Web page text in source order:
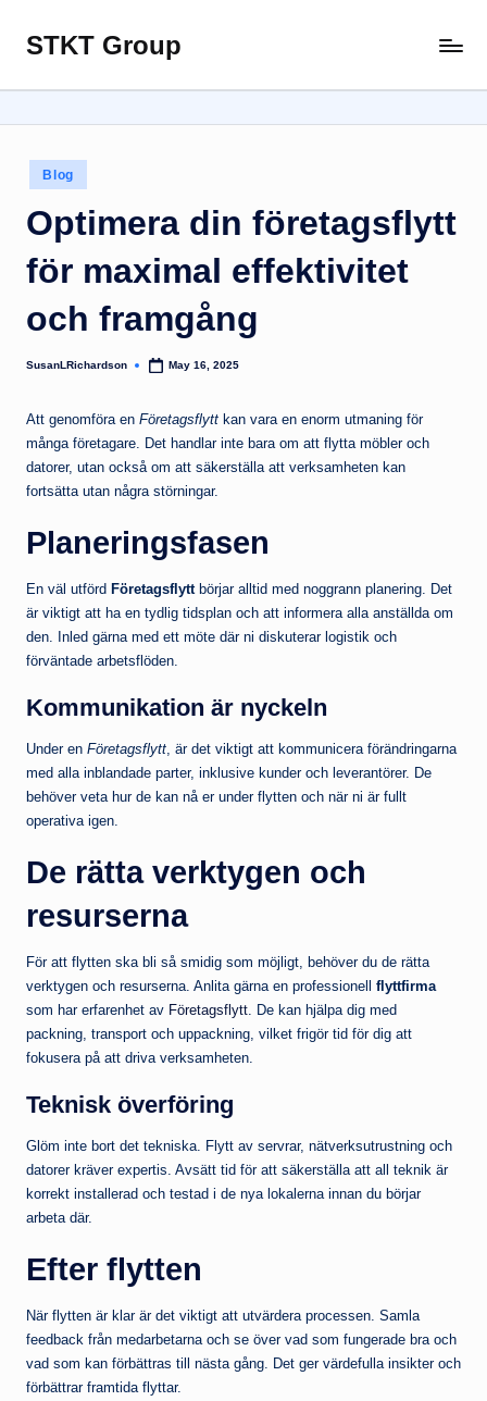
Skip
content
STKT Group
with
Every
Sphere
Posted
in
Blog
Optimera din företagsflytt
för maximal effektivitet
och framgång
Posted
SusanLRichardson May 16, 2025
Att genomföra en Företagsflytt kan vara en enorm utmaning för
många företagare. Det handlar inte bara om att flytta möbler och
datorer, utan också om att säkerställa att verksamheten kan
fortsätta utan några störningar.
Planeringsfasen
En väl utförd Företagsflyttbörjar alltid med noggrann planering. Det
är viktigt att ha en tydlig tidsplan och att informera alla anställda om
den. Inled gärna med ett möte där ni diskuterar logistik och
förväntade arbetsflöden.
Kommunikation är nyckeln
Under en Företagsflytt, är det viktigt att kommunicera förändringarna
med alla inblandade parter, inklusive kunder och leverantörer. De
behöver veta hur de kan nå er under flytten och när ni är fullt
operativa igen.
De rätta verktygen och
resurserna
För att flytten ska bli så smidig som möjligt, behöver du de rätta
verktygen och resurserna. Anlita gärna en professionell flyttfirma
som har erfarenhet av Företagsflytt. De kan hjälpa dig med
packning, transport och uppackning, vilket frigör tid för dig att
fokusera på att driva verksamheten.
Teknisk överföring
Glöm inte bort det tekniska. Flytt av servrar, nätverksutrustning och
datorer kräver expertis. Avsätt tid för att säkerställa att all teknik är
korrekt installerad och testad i de nya lokalerna innan du börjar
arbeta där.
Efter flytten
När flytten är klar är det viktigt att utvärdera processen. Samla
feedback från medarbetarna och se över vad som fungerade bra och
vad som kan förbättras till nästa gång. Det ger värdefulla insikter och
förbättrar framtida flyttar.